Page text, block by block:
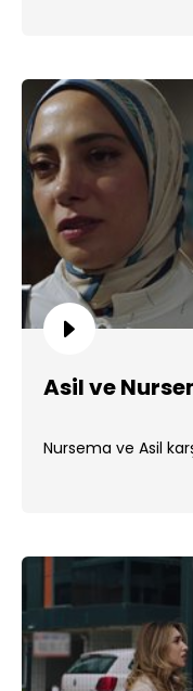
Asil ve
Nursema ve Asil